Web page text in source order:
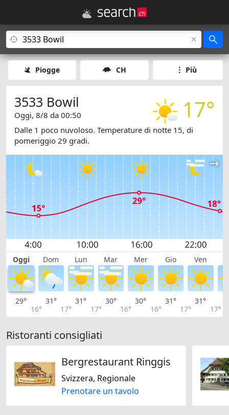
Piogge CH Più
17°
3533 Bowil
Oggi, 8/8 da 00:50
Dalle 1 poco nuvoloso. Temperature di notte 15, di
pomeriggio 29 gradi.
Oggi Dom Lun Mar Mer Gio Ven
29°
16°
31°
17°
31°
17°
30°
16°
30°
16°
31°
17°
31°
17°
Ristoranti consigliati
Bergrestaurant Ringgis
Svizzera, Regionale
Prenotare un tavolo